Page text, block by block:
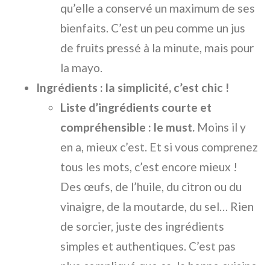
qu’elle a conservé un maximum de ses
bienfaits. C’est un peu comme un jus
de fruits pressé à la minute, mais pour
la mayo.
Ingrédients : la simplicité, c’est chic !
Liste d’ingrédients courte et
compréhensible : le must. Moins il y
en a, mieux c’est. Et si vous comprenez
tous les mots, c’est encore mieux !
Des œufs, de l’huile, du citron ou du
vinaigre, de la moutarde, du sel… Rien
de sorcier, juste des ingrédients
simples et authentiques. C’est pas